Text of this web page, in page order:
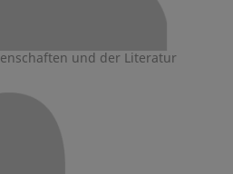
und der Literatur